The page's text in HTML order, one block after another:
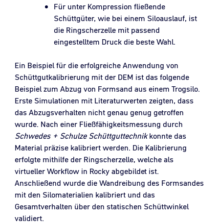
Für unter Kompression fließende
Schüttgüter, wie bei einem Siloauslauf, ist
die Ringscherzelle mit passend
eingestelltem Druck die beste Wahl.
Ein Beispiel für die erfolgreiche Anwendung von
Schüttgutkalibrierung mit der DEM ist das folgende
Beispiel zum Abzug von Formsand aus einem Trogsilo.
Erste Simulationen mit Literaturwerten zeigten, dass
das Abzugsverhalten nicht genau genug getroffen
wurde. Nach einer Fließfähigkeitsmessung durch
Schwedes + Schulze Schüttguttechnikkonnte das
Material präzise kalibriert werden. Die Kalibrierung
erfolgte mithilfe der Ringscherzelle, welche als
virtueller Workflow in Rocky abgebildet ist.
Anschließend wurde die Wandreibung des Formsandes
mit den Silomaterialien kalibriert und das
Gesamtverhalten über den statischen Schüttwinkel
validiert.